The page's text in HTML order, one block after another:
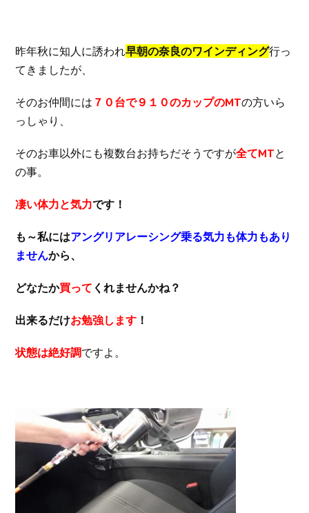
昨年秋に知人に誘われ早朝の奈良のワインディング行っ
てきましたが、
そのお仲間には ７０台で９１０のカップのMTの方いら
っしゃり、
そのお車以外にも複数台お持ちだそうですが全てMTと
の事。
凄い体力と気力です！
も～私にはアングリアレーシング乗る気力も体力もあり
ませんから、
どなたか買って くれませんかね？
出来るだけお勉強します ！
状態は絶好調ですよ。